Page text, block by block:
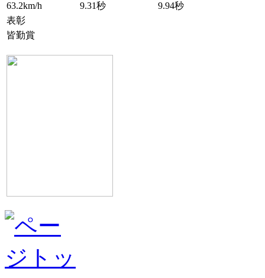
63.2km/h
9.31秒
9.94秒
表彰
皆勤賞